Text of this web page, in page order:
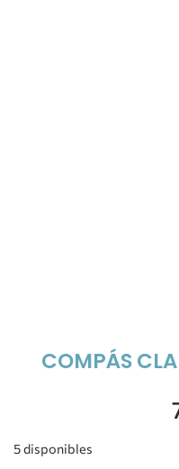
COMPÁS
5 disponibles